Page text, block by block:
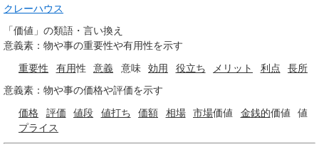
クレーハウス
「価値」の類語・言い換え
意義素：物や事の重要性や有用性を示す
重要性
有用性 意義 意味 効用 役立ち メリット 利点
長所
意義素：物や事の価格や評価を示す
価格
評価 値段 値打ち 価額 相場 市場価値 金銭的価値
値
プライス